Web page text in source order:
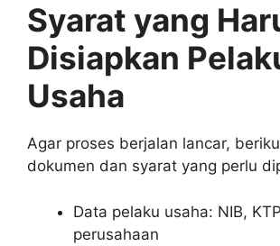
Syarat yang
Disiapkan
Usaha
Agar proses berjalan lancar,
dokumen dan syarat yang perlu
Data pelaku usaha: NIB,
perusahaan